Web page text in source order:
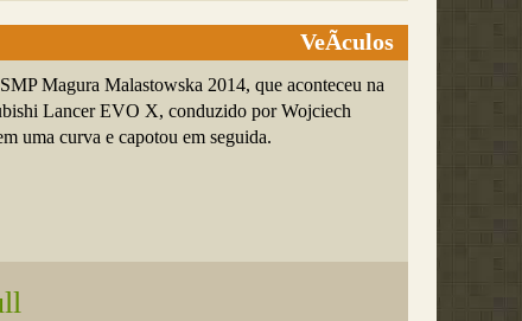
VeÃ­culos
Magura Malastowska 2014, que aconteceu na
Lancer EVO X, conduzido por Wojciech
uma curva e capotou em seguida.